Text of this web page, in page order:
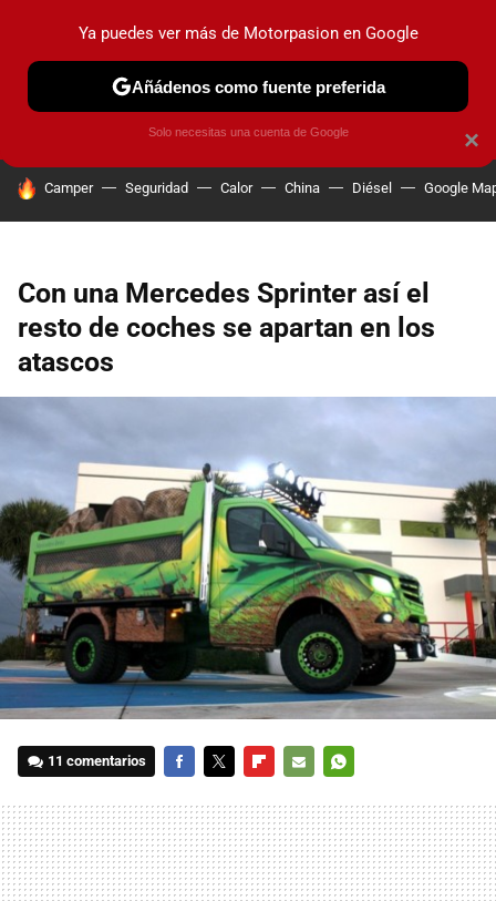
PRUEBAS COCHES ELÉCTRICOS OBSERVATORIO
HOY SE HABLA DE
Camper Seguridad Calor China Diésel Google
Con una Mercedes Sprinter así el
resto de coches se apartan en los
atascos
11 comentarios
MAIL
×
Ya puedes ver más de Motorpasion en Google
Añádenos como fuente preferida
Solo necesitas una cuenta de Google